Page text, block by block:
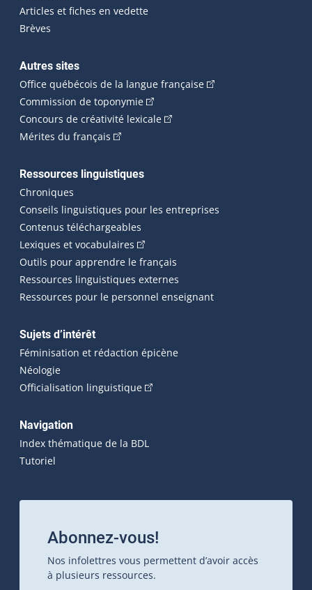
Articles et fiches en vedette
Brèves
Autres sites
Office québécois de la langue française(Cet hyperlien
Commission de toponymie(Cet hyperlien externe s'ouvrira
Concours de créativité lexicale(Cet hyperlien externe
Mérites du français (Cet hyperlien externe s'ouvrira dans une
Ressources linguistiques
Chroniques
Conseils linguistiques pour les entreprises
Contenus téléchargeables
Lexiques et vocabulaires (Cet hyperlien externe s'ouvrira
Outils pour apprendre le français
Ressources linguistiques externes
Ressources pour le personnel enseignant
Sujets d’intérêt
Féminisation et rédaction épicène
Néologie
Officialisation linguistique(Cet hyperlien externe s'ouvrira
Navigation
Index thématique de la BDL
Tutoriel
Abonnez-vous!
Nos infolettres vous permettent d’avoir accès
à plusieurs ressources.